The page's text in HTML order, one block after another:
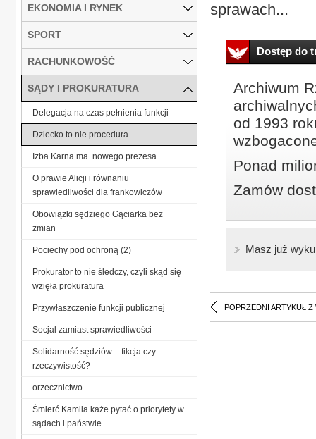
sprawach...
Dostęp do
Archiwum
od 1993
Ponad
Zamów
Masz już
POPRZEDNI ARTYKUŁ Z
EKONOMIA I RYNEK
SPORT
RACHUNKOWOŚĆ
SĄDY I PROKURATURA
Delegacja na czas pełnienia funkcji
Dziecko to nie procedura
Izba Karna ma nowego prezesa
O prawie Alicji i równaniu
sprawiedliwości dla frankowiczów
Obowiązki sędziego Gąciarka bez
zmian
Pociechy pod ochroną (2)
Prokurator to nie śledczy, czyli skąd się
wzięła prokuratura
Przywłaszczenie funkcji publicznej
Socjal zamiast sprawiedliwości
Solidarność sędziów – fikcja czy
rzeczywistość?
orzecznictwo
Śmierć Kamila każe pytać o priorytety w
sądach i państwie